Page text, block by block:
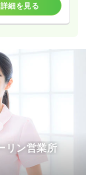
詳細を見る
リン営業所